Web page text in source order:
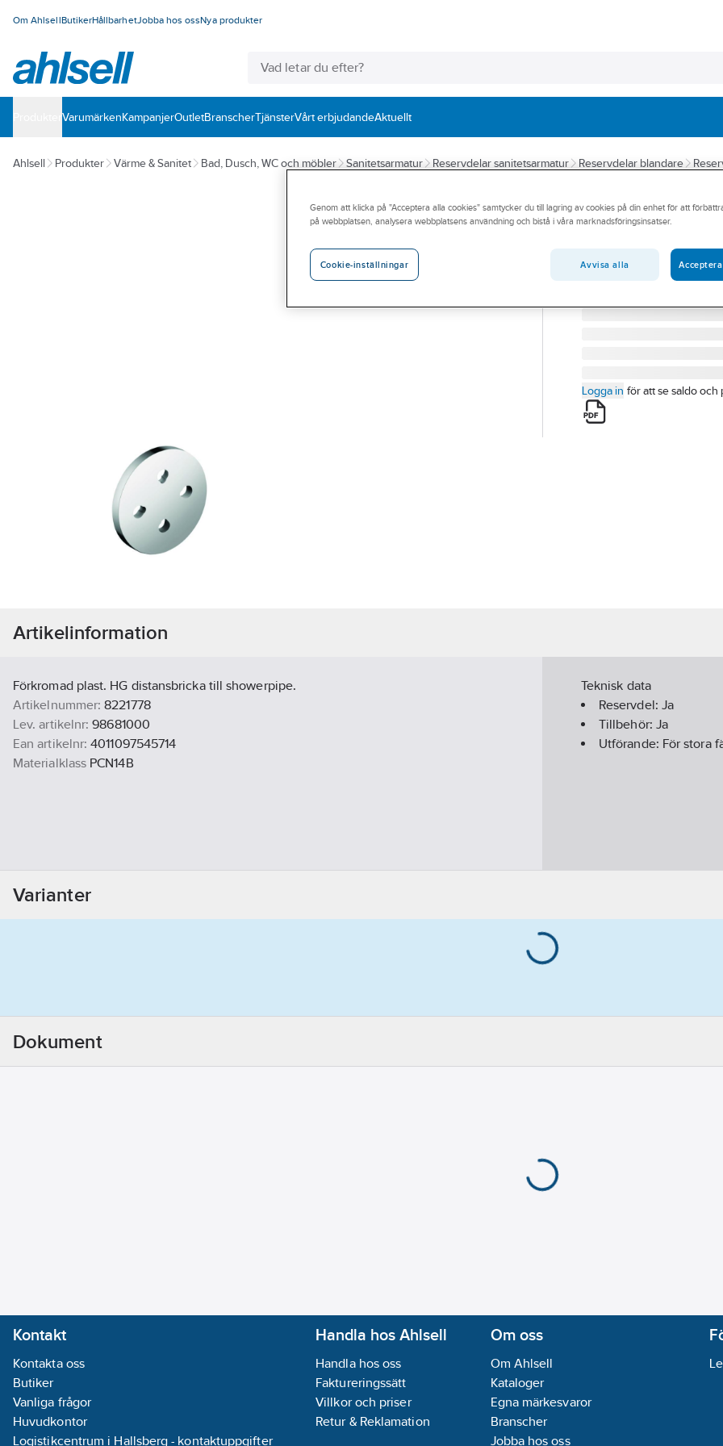
Om AhlsellButikerHållbarhetJobba hos ossNya produkter
VarumärkenKampanjerOutletBranscherTjänsterVårt erbjudandeAktuellt
Ahlsell Produkter Värme & Sanitet Bad, Dusch, WC och möbler Sanitetsarmatur Reservdelar sanitetsarmatur Reservdelar blandare
HANSGROHE
Distansbricka,
HG DISTANSBRICKA T.
Artikelnummer:
8221778
98681000
Logga in för att se saldo och
Artikelinformation
Förkromad plast. HG distansbricka till showerpipe.
Artikelnummer: 8221778
Lev. artikelnr: 98681000
Ean artikelnr: 4011097545714
Materialklass PCN14B
Teknisk data
Reservdel: Ja
Tillbehör: Ja
Utförande: För stora
Varianter
Dokument
Kontakt
Kontakta oss
Butiker
Vanliga frågor
Huvudkontor
Logistikcentrum i Hallsberg - kontaktuppgifter
Handla hos Ahlsell
Handla hos oss
Faktureringssätt
Villkor och priser
Retur & Reklamation
Om oss
Om Ahlsell
Kataloger
Egna märkesvaror
Branscher
Jobba hos oss
Genom att klicka på "Acceptera alla cookies" samtycker du till lagring av cookies på din enhet för att
på webbplatsen, analysera webbplatsens användning och bistå i våra marknadsföringsinsatser.
Cookie-inställningar Avvisa alla